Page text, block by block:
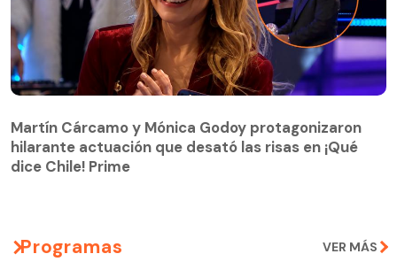
hilarante actuación que desató las risas en ¡Qué
dice Chile! Prime
Martín Cárcamo y Mónica Godoy protagonizaron
hilarante actuación que desató las risas en ¡Qué
dice Chile! Prime
Programas VER MÁS